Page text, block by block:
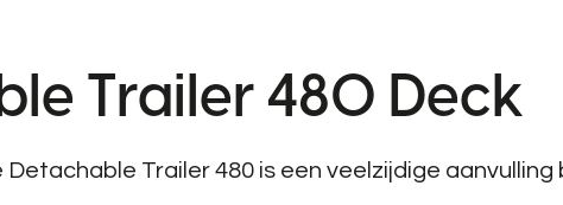
Trailer 480 Deck
Detachable Trailer 480 is een veelzijdige aanvulling